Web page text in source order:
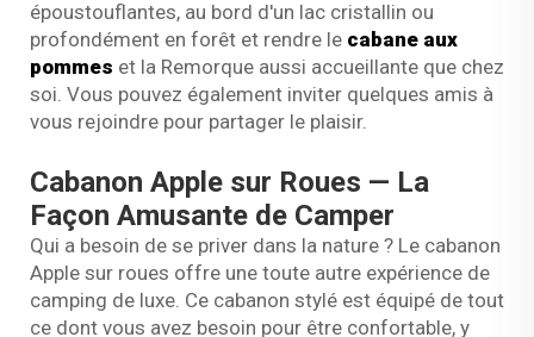
époustouflantes, au bord d'un lac cristallin ou
profondément en forêt et rendre le cabane aux
pommes et la Remorque aussi accueillante que chez
soi. Vous pouvez également inviter quelques amis à
vous rejoindre pour partager le plaisir.
Cabanon Apple sur Roues — La
Façon Amusante de Camper
Qui a besoin de se priver dans la nature ? Le cabanon
Apple sur roues offre une toute autre expérience de
camping de luxe. Ce cabanon stylé est équipé de tout
ce dont vous avez besoin pour être confortable, y